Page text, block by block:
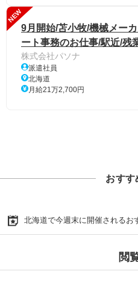
NEW
9月開始/苫小牧/機械メー
ート事務のお仕事/駅近/残
株式会社パソナ
派遣社員
北海道
月給21万2,700円
おすす
北海道で今週末に開催されるお
閲